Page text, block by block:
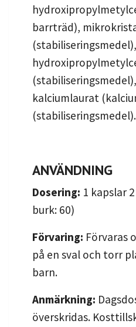
barrträd),
(stabiliseringsmedel),
kalciumlaurat
(stabiliseringsmedel).
ANVÄNDNING
Dosering: 1 kapslar
burk: 60)
Förvaring: Förvaras
på en sval och torr
barn.
Anmärkning:
överskridas.